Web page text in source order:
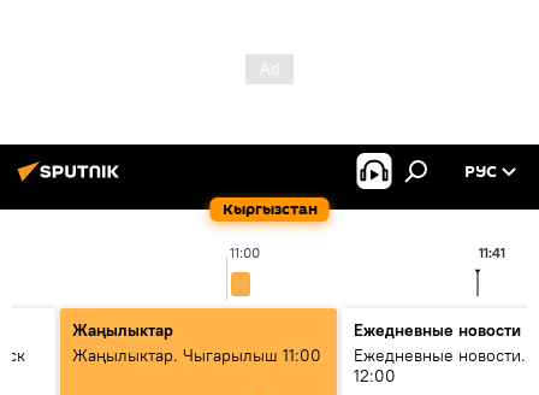
Кыргызстан
РУС
11:00 11:41
Жаңылыктар
Жаңылыктар. Чыгарылыш 11:00
Ежедневные новости
Ежедневные новости.
12:00